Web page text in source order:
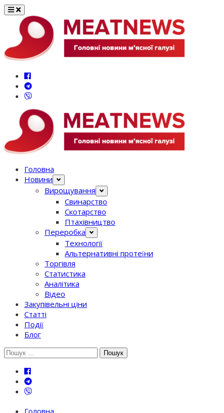
Перейти
вмісту
Головна
Новини
Вирощування
Свинарство
Скотарство
Птахівництво
Переробка
Технології
Альтернативні протеїни
Торгівля
Статистика
Аналітика
Відео
Закупівельні ціни
Статті
Події
Блог
Шукати:
Головна